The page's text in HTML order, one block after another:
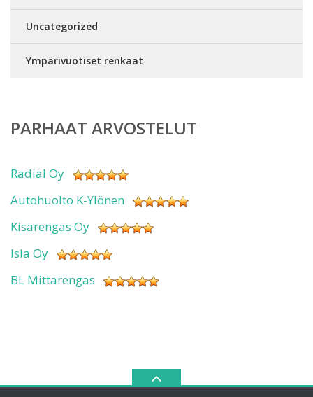
Uncategorized
Ympärivuotiset renkaat
PARHAAT ARVOSTELUT
Radial Oy
Autohuolto K-Ylönen
Kisarengas Oy
Isla Oy
BL Mittarengas